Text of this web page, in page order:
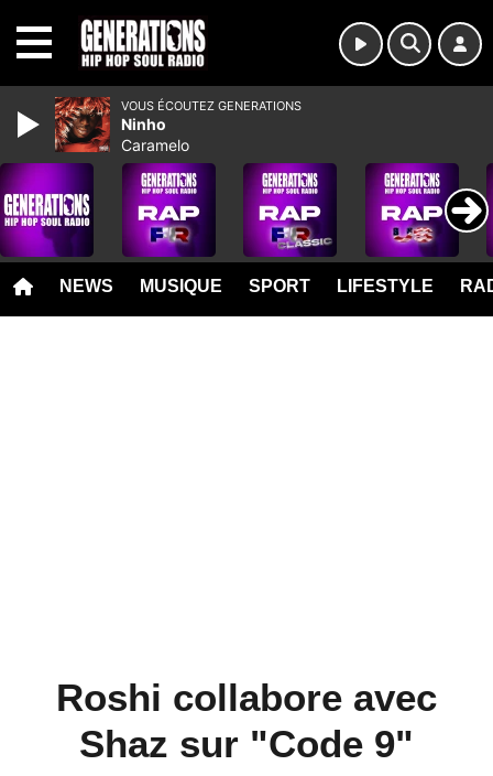
NEWS MUSIQUE SPORT LIFESTYLE
Roshi collabore avec
Shaz sur "Code 9"
VOUS ÉCOUTEZ GENERATIONS
Ninho
Caramelo